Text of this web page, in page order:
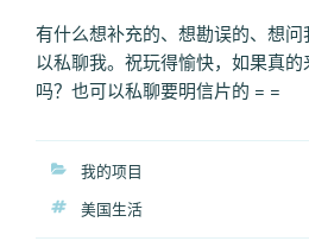
有什么想补充的、想勘误的、想
以私聊我。祝玩得愉快，如果真
吗？也可以私聊要明信片的 = =
分
我的项目
标
美国生活